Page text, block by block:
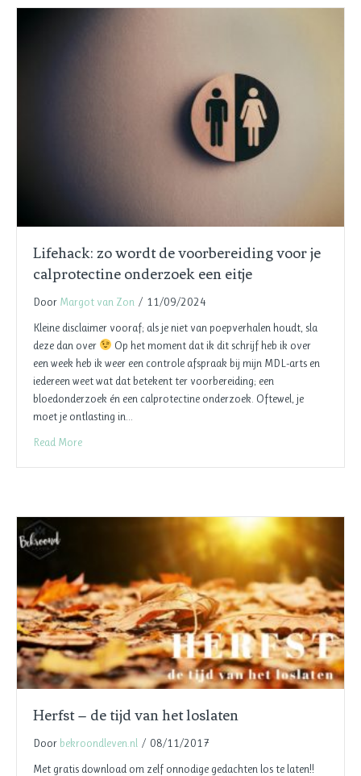
Lifehack: zo wordt de voorbereiding voor je
calprotectine onderzoek een eitje
Door Margot van Zon / 11/09/2024
Kleine disclaimer vooraf; als je niet van poepverhalen houdt, sla
deze dan over
Op het moment dat ik dit schrijf heb ik over
een week heb ik weer een controle afspraak bij mijn MDL-arts en
iedereen weet wat dat betekent ter voorbereiding; een
bloedonderzoek én een calprotectine onderzoek. Oftewel, je
moet je ontlasting in…
Read More
Herfst – de tijd van het loslaten
Door bekroondleven.nl / 08/11/2017
Met gratis download om zelf onnodige gedachten los te laten!!